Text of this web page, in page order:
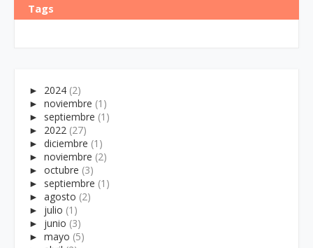
Tags
► 2024 (2)
► noviembre (1)
► septiembre (1)
► 2022 (27)
► diciembre (1)
► noviembre (2)
► octubre (3)
► septiembre (1)
► agosto (2)
► julio (1)
► junio (3)
► mayo (5)